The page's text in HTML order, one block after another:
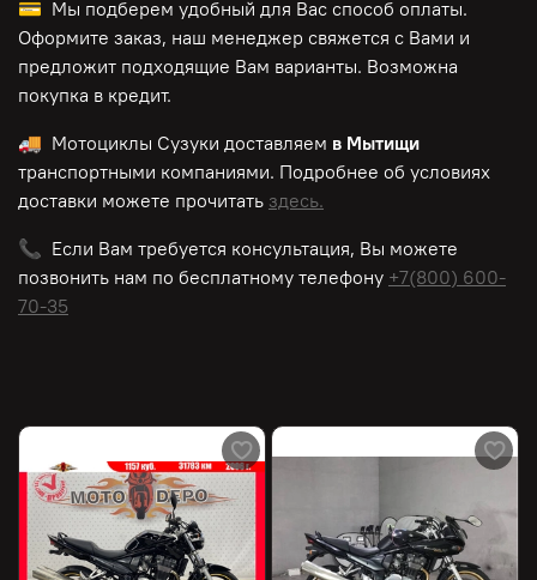
💳 Мы подберем удобный для Вас способ оплаты.
Оформите заказ, наш менеджер свяжется с Вами и
предложит подходящие Вам варианты. Возможна
покупка в кредит.
🚚 Мотоциклы Сузуки доставляем в Мытищи
транспортными компаниями. Подробнее об условиях
доставки можете прочитать здесь.
📞 Если Вам требуется консультация, Вы можете
позвонить нам по бесплатному телефону +7(800) 600-
70-35